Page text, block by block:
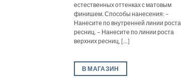
естественных оттенках с матовым
финишем. Способы нанесения: –
Нанесите по внутренней линии роста
ресниц. – Нанесите по линии роста
верхних ресниц, [...]
В МАГАЗИН